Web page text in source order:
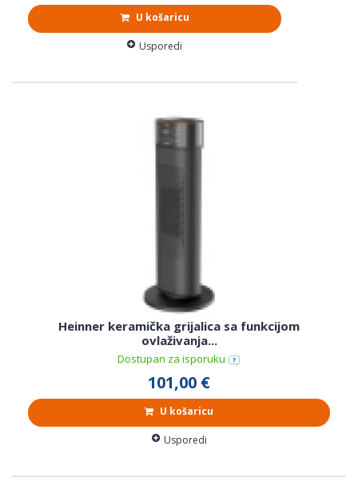
U košaricu
Usporedi
Heinner keramička grijalica sa funkcijom
ovlaživanja...
Dostupan za isporuku
101,00 €
U košaricu
Usporedi